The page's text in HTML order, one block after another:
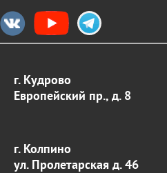
г. Кудрово
Европейский пр., д. 8
г. Колпино
ул. Пролетарская д. 46